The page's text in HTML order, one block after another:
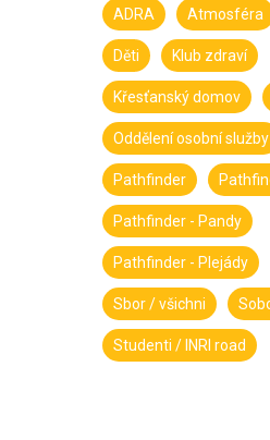
ADRA Atmosféra
Děti Klub zdraví
Křesťanský domov
Oddělení osobní služby
Pathfinder
Pathfinder - Pandy
Pathfinder - Plejády
Sbor / všichni
Studenti / INRI road